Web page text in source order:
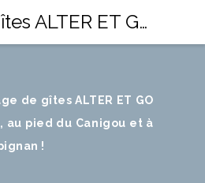
de gîtes ALTER ET GO
au pied du Canigou et à
!
Village de gîtes ALTER ET GO ! - Réunions familiales